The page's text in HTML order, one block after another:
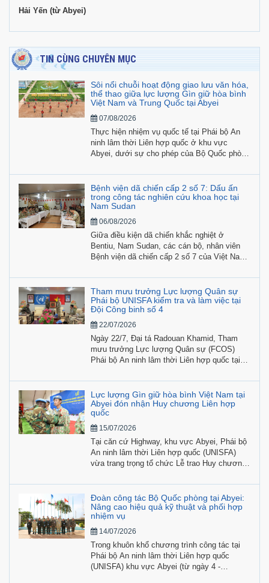
Hải Yến (từ Abyei)
TIN CÙNG CHUYÊN MỤC
Sôi nổi chuỗi hoạt động giao lưu văn hóa,
thể thao giữa lực lượng Gìn giữ hòa bình
Việt Nam và Trung Quốc tại Abyei
07/08/2026
Thực hiện nhiệm vụ quốc tế tại Phái bộ An
ninh lâm thời Liên hợp quốc ở khu vực
Abyei, dưới sự cho phép của Bộ Quốc phòng
binh số 4 Việt Nam phối hợp cùng các đơn vị
bạn của Trung Quốc tổ chức chuỗi hoạt động
giao lưu văn hóa, thể thao từ ngày 4-18/8.
Bệnh viện dã chiến cấp 2 số 7: Dấu ấn
trong công tác nghiên cứu khoa học tại
Nam Sudan
06/08/2026
Giữa điều kiện dã chiến khắc nghiệt ở
Bentiu, Nam Sudan, các cán bộ, nhân viên
Bệnh viện dã chiến cấp 2 số 7 của Việt Nam
cứu, điều trị cho lực lượng gìn giữ hòa bình
Liên hợp quốc mà còn tích cực tiến hành
nghiên cứu khoa học gắn với thực tiễn nhiệm
vụ.
Tham mưu trưởng Lực lượng Quân sự
Phái bộ UNISFA kiểm tra và làm việc tại
Đội Công binh số 4
22/07/2026
Ngày 22/7, Đại tá Radouan Khamid, Tham
mưu trưởng Lực lượng Quân sự (FCOS)
Phái bộ An ninh lâm thời Liên hợp quốc tại
việc trực tiếp tại Đội Công binh số 4 Việt
Nam. Buổi làm việc tập trung rà soát công
tác hiệp đồng tác chiến, tiến độ triển khai các
nhiệm vụ kỹ thuật quân sự và khả năng bảo
đảm hậu cần - kỹ thuật tại địa bàn.
Lực lượng Gìn giữ hòa bình Việt Nam tại
Abyei đón nhận Huy chương Liên hợp
quốc
15/07/2026
Tại căn cứ Highway, khu vực Abyei, Phái bộ
An ninh lâm thời Liên hợp quốc (UNISFA)
vừa trang trọng tổ chức Lễ trao Huy chương
quốc” cho 184 cán bộ, nhân viên Đội Công
binh số 4 cùng các sĩ quan cá nhân đang làm
nhiệm vụ tại Phái bộ.
Đoàn công tác Bộ Quốc phòng tại Abyei:
Nâng cao hiệu quả kỹ thuật và phối hợp
nhiệm vụ
14/07/2026
Trong khuôn khổ chương trình công tác tại
Phái bộ An ninh lâm thời Liên hợp quốc
(UNISFA) khu vực Abyei (từ ngày 4 -